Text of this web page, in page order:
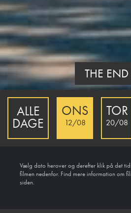
THE
ALLE
DAGE
ONS
12/08
TOR
20/08
Vælg dato herover og derefter klik på det
filmen nedenfor. Find mere information om
siden.